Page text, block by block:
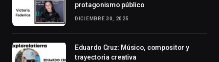
protagonismo público
DICIEMBRE 30, 2025
Eduardo Cruz: Músico, compositor y
trayectoria creativa